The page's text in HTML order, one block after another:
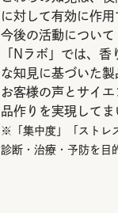
に対して有効に作用
今後の活動について
「Nラボ」では、
な知見に基づいた
お客様の声とサイ
品作りを実現してま
※「集中度」「ストレ
診断・治療・予防を目